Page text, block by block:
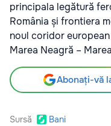
principala legătură
România și frontiera
noul coridor
Marea Neagră –
Abonați-vă
Sursă Bani